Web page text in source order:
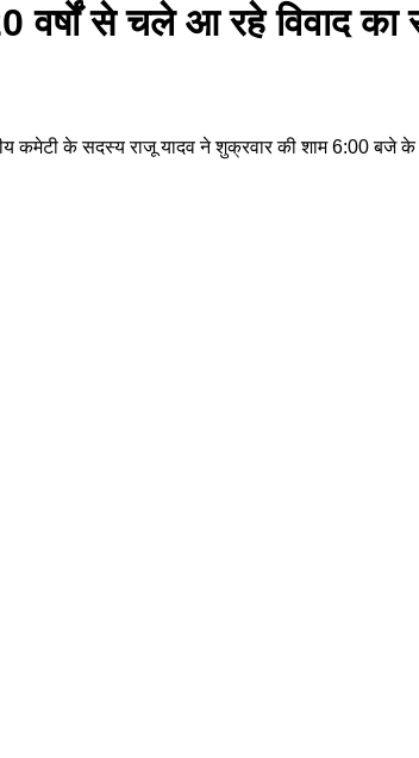
वर्षों से चले आ रहे विवाद
कमेटी के सदस्य राजू यादव ने शुक्रवार की शाम 6:00 बजे के